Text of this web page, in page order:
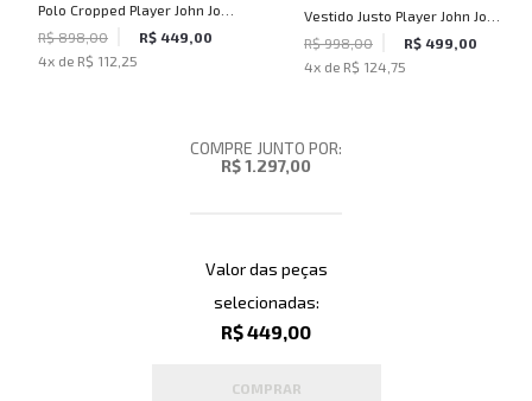
Polo Cropped Player John John
Feminina
R$ 898,00
R$ 449,00
4x de R$ 112,25
Vestido Justo Player John John
Feminino
R$ 998,00
R$ 499,00
4x de R$ 124,75
COMPRE JUNTO POR:
R$ 1.297,00
Valor das peças
selecionadas:
R$ 449,00
COMPRAR